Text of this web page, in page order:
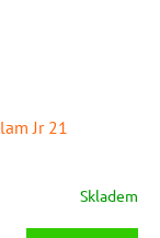
Jr 21
Skladem